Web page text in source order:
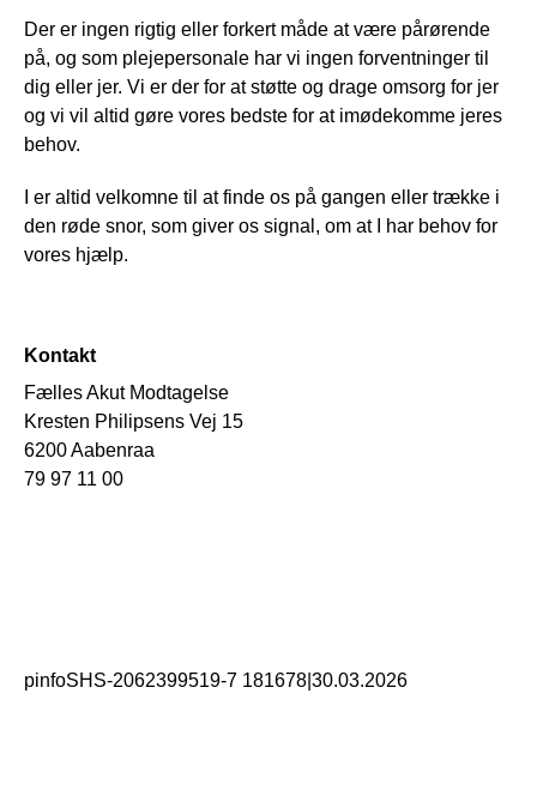
Der er ingen rigtig eller forkert måde at være pårørende
på, og som plejepersonale har vi ingen forventninger til
dig eller jer. Vi er der for at støtte og drage omsorg for jer
og vi vil altid gøre vores bedste for at imødekomme jeres
behov.
I er altid velkomne til at finde os på gangen eller trække i
den røde snor, som giver os signal, om at I har behov for
vores hjælp.
Kontakt
Fælles Akut Modtagelse
Kresten Philipsens Vej 15
6200 Aabenraa
79 97 11 00
pinfoSHS-2062399519-7 181678 30.03.2026